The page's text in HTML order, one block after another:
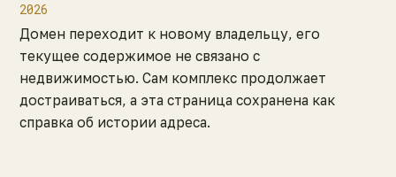
2026
Домен переходит к новому владельцу, его
текущее содержимое не связано с
недвижимостью. Сам комплекс продолжает
достраиваться, а эта страница сохранена как
справка об истории адреса.